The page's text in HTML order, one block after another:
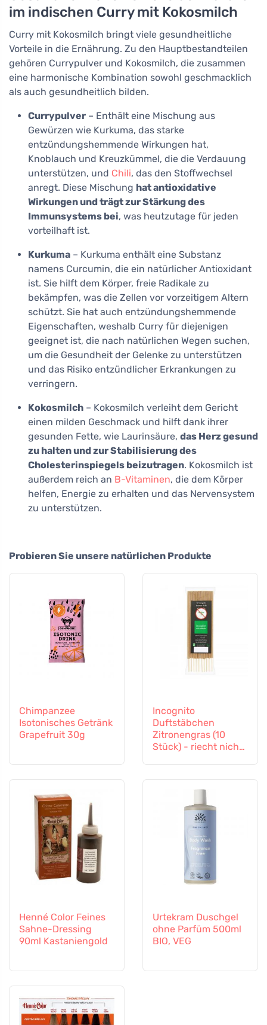
im indischen Curry mit Kokosmilch
Curry mit Kokosmilch bringt viele gesundheitliche
Vorteile in die Ernährung. Zu den Hauptbestandteilen
gehören Currypulver und Kokosmilch, die zusammen
eine harmonische Kombination sowohl geschmacklich
als auch gesundheitlich bilden.
Currypulver – Enthält eine Mischung aus
Gewürzen wie Kurkuma, das starke
entzündungshemmende Wirkungen hat,
Knoblauch und Kreuzkümmel, die die Verdauung
unterstützen, und Chili, das den Stoffwechsel
anregt. Diese Mischung hat antioxidative
Wirkungen und trägt zur Stärkung des
Immunsystems bei, was heutzutage für jeden
vorteilhaft ist.
Kurkuma – Kurkuma enthält eine Substanz
namens Curcumin, die ein natürlicher Antioxidant
ist. Sie hilft dem Körper, freie Radikale zu
bekämpfen, was die Zellen vor vorzeitigem Altern
schützt. Sie hat auch entzündungshemmende
Eigenschaften, weshalb Curry für diejenigen
geeignet ist, die nach natürlichen Wegen suchen,
um die Gesundheit der Gelenke zu unterstützen
und das Risiko entzündlicher Erkrankungen zu
verringern.
Kokosmilch – Kokosmilch verleiht dem Gericht
einen milden Geschmack und hilft dank ihrer
gesunden Fette, wie Laurinsäure, das Herz gesund
zu halten und zur Stabilisierung des
Cholesterinspiegels beizutragen. Kokosmilch ist
außerdem reich an B-Vitaminen, die dem Körper
helfen, Energie zu erhalten und das Nervensystem
zu unterstützen.
Probieren Sie unsere natürlichen Produkte
Chimpanzee
Isotonisches Getränk
Grapefruit 30g
Incognito
Duftstäbchen
Zitronengras (10
Stück) - riecht nicht
Henné Color Feines
Sahne-Dressing
90ml Kastaniengold
Urtekram Duschgel
ohne Parfüm 500ml
BIO, VEG